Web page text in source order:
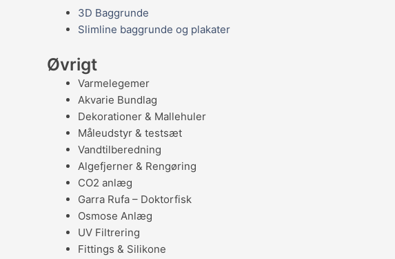
3D Baggrunde
Slimline baggrunde og plakater
Øvrigt
Varmelegemer
Akvarie Bundlag
Dekorationer & Mallehuler
Måleudstyr & testsæt
Vandtilberedning
Algefjerner & Rengøring
CO2 anlæg
Garra Rufa – Doktorfisk
Osmose Anlæg
UV Filtrering
Fittings & Silikone